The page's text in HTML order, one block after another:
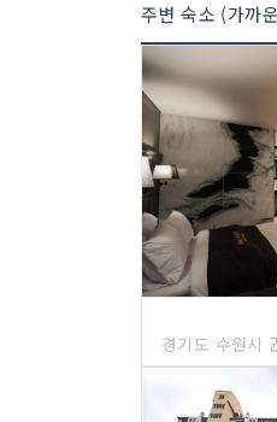
주변 숙소 (가까